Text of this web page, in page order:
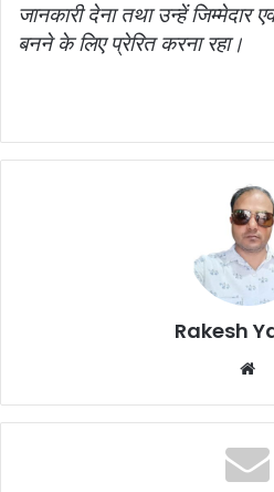
जानकारी देना तथा उन्हें जिम्मेदार
बनने के लिए प्रेरित करना रहा।
Rakesh
b
s
i